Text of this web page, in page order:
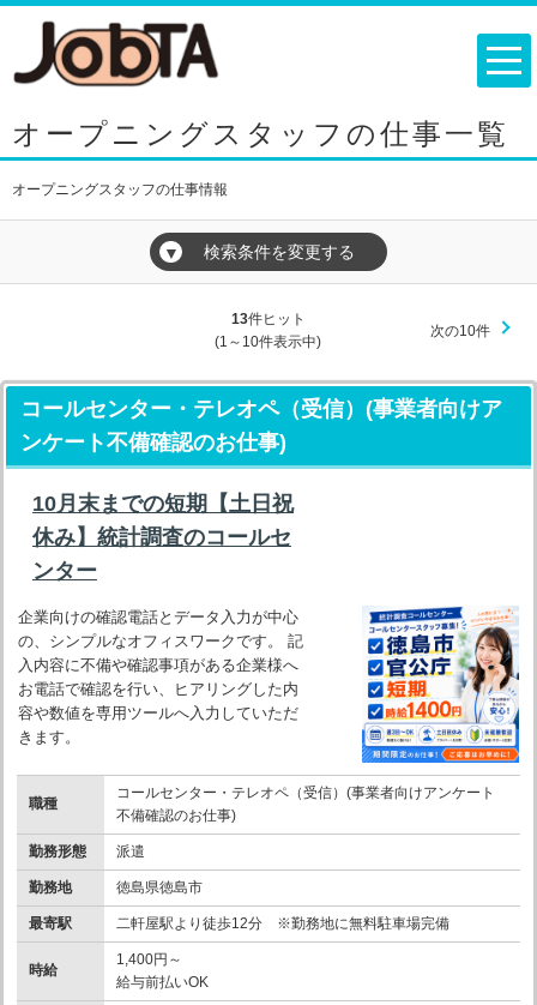
オープニングスタッフの仕事一覧
オープニングスタッフの仕事情報
▼ 検索条件を変更する
13件ヒット
(1～10件表示中)
次の10件
コールセンター・テレオペ（受信）(事業者向けア
ンケート不備確認のお仕事)
10月末までの短期【土日祝
休み】統計調査のコールセ
ンター
企業向けの確認電話とデータ入力が中心
の、シンプルなオフィスワークです。 記
入内容に不備や確認事項がある企業様へ
お電話で確認を行い、ヒアリングした内
容や数値を専用ツールへ入力していただ
きます。
職種
コールセンター・テレオペ（受信）(事業者向けアンケート
不備確認のお仕事)
勤務形態 派遣
勤務地 徳島県徳島市
最寄駅 二軒屋駅より徒歩12分 ※勤務地に無料駐車場完備
時給
1,400円～
給与前払いOK